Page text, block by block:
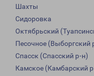
Шахты
Сидоровка
Октябрьский
Песочное (Выборгский
Спасск (Спасский р-н)
Камское (Камбарский